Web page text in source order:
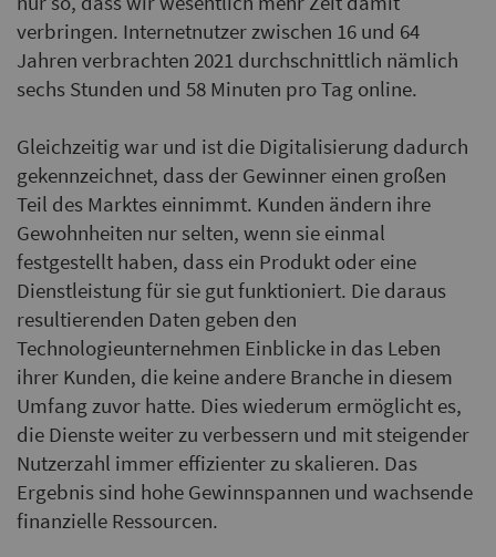
verbringen. Internetnutzer zwischen 16 und 64
Jahren verbrachten 2021 durchschnittlich nämlich
sechs Stunden und 58 Minuten pro Tag online.
Gleichzeitig war und ist die Digitalisierung dadurch
gekennzeichnet, dass der Gewinner einen großen
Teil des Marktes einnimmt. Kunden ändern ihre
Gewohnheiten nur selten, wenn sie einmal
festgestellt haben, dass ein Produkt oder eine
Dienstleistung für sie gut funktioniert. Die daraus
resultierenden Daten geben den
Technologieunternehmen Einblicke in das Leben
ihrer Kunden, die keine andere Branche in diesem
Umfang zuvor hatte. Dies wiederum ermöglicht es,
die Dienste weiter zu verbessern und mit steigender
Nutzerzahl immer effizienter zu skalieren. Das
Ergebnis sind hohe Gewinnspannen und wachsende
finanzielle Ressourcen.